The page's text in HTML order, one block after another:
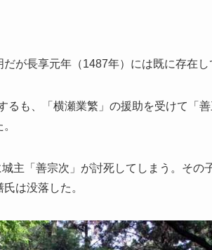
が長享元年（1487年）には既に存在し
も、「横瀬業繁」の援助を受けて「
主「善宗次」が討死してしまう。その
は没落した。